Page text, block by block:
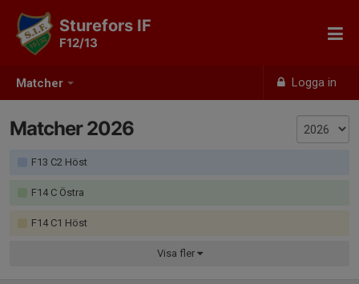
Matcher Logga in
Sturefors IF
F12/13
Matcher 2026
F13 C2 Höst
F14 C Östra
F14 C1 Höst
Visa fler